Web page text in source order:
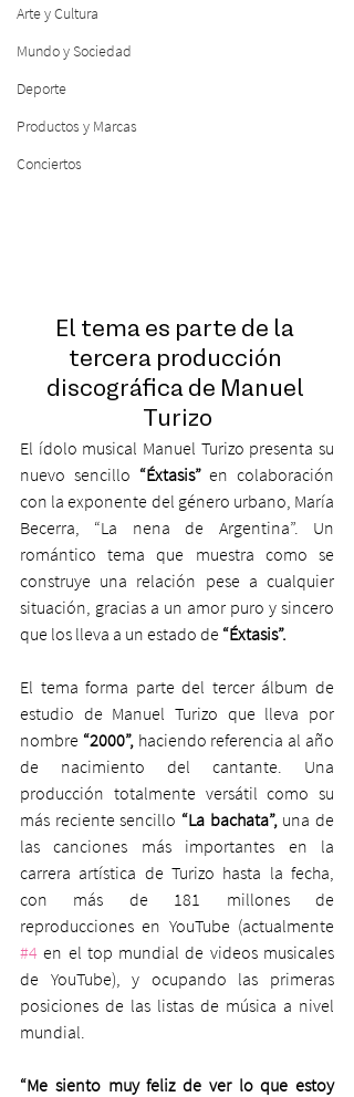
Arte y Cultura
Mundo y Sociedad
Deporte
Productos y Marcas
Conciertos
El tema es parte de la
tercera producción
discográfica de Manuel
Turizo
El ídolo musical Manuel Turizo presenta su
nuevo sencillo “Éxtasis” en colaboración
con la exponente del género urbano, María
Becerra, “La nena de Argentina”. Un
romántico tema que muestra como se
construye una relación pese a cualquier
situación, gracias a un amor puro y sincero
que los lleva a un estado de “Éxtasis”.
El tema forma parte del tercer álbum de
estudio de Manuel Turizo que lleva por
nombre “2000”, haciendo referencia al año
de nacimiento del cantante. Una
producción totalmente versátil como su
más reciente sencillo “La bachata”, una de
las canciones más importantes en la
carrera artística de Turizo hasta la fecha,
con más de 181 millones de
#4 en el top mundial de videos musicales
de YouTube), y ocupando las primeras
posiciones de las listas de música a nivel
mundial.
“Me siento muy feliz de ver lo que estoy